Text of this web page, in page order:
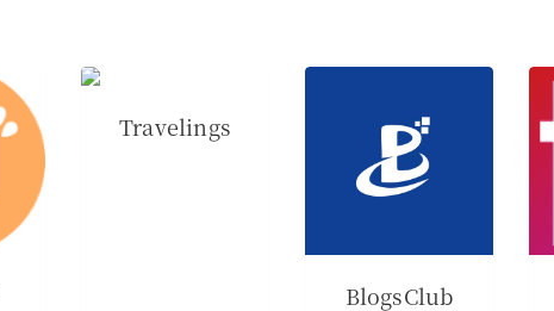
Travelings
BlogsClub